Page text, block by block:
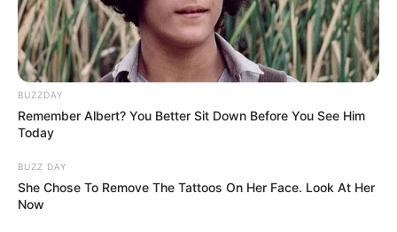
BUZZDAY
Remember Albert? You Better Sit Down Before You See Him
Today
BUZZ DAY
She Chose To Remove The Tattoos On Her Face. Look At Her
Now